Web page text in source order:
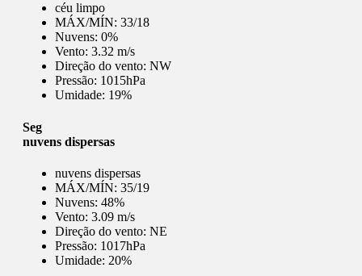
céu limpo
MÁX/MÍN: 33/18
Nuvens: 0%
Vento: 3.32 m/s
Direção do vento: NW
Pressão: 1015hPa
Umidade: 19%
Seg
nuvens dispersas
nuvens dispersas
MÁX/MÍN: 35/19
Nuvens: 48%
Vento: 3.09 m/s
Direção do vento: NE
Pressão: 1017hPa
Umidade: 20%